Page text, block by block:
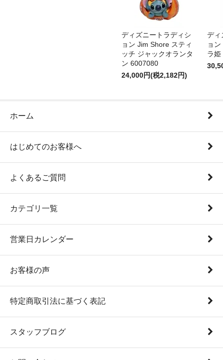
ディズニートラディシ
ョン Jim Shore スティ
ッチ ジャックオランタ
ン 6007080
24,000円(税2,182円)
ディ
ョ
ラ姫
ホーム
はじめてのお客様へ
よくあるご質問
カテゴリ一覧
営業日カレンダー
お客様の声
特定商取引法に基づく表記
スタッフブログ